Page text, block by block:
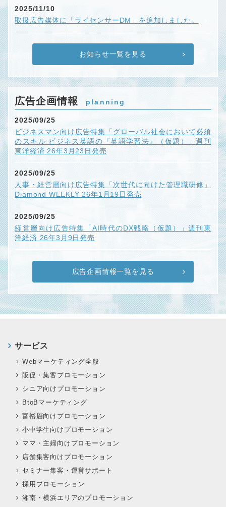
2025/11/10
取扱広告媒体に「ライセンサーDM」を追加しました。
お知らせ一覧を見る
広告企画情報 planning
2025/09/25
ビジネスマン向け広告特集「グローバル社会において必須
のスキル ビジネス英語の『英語学習法』（仮題）」週刊
東洋経済 26年3月23日発売
2025/09/25
人事・経営層向け広告特集「次世代に向けた管理職研修」
Diamond WEEKLY 26年1月19日発売
2025/09/25
経営層向け広告特集「AI時代のDX戦略（仮題）」週刊東
洋経済 26年3月9日発売
広告企画情報一覧を見る
サービス
Webマーケティング全般
販促・集客プロモーション
シニア向けプロモーション
BtoBマーケティング
富裕層向けプロモーション
小中学生向けプロモーション
ママ・主婦向けプロモーション
店舗集客向けプロモーション
セミナー集客・運営サポート
採用プロモーション
湘南・横浜エリアのプロモーション